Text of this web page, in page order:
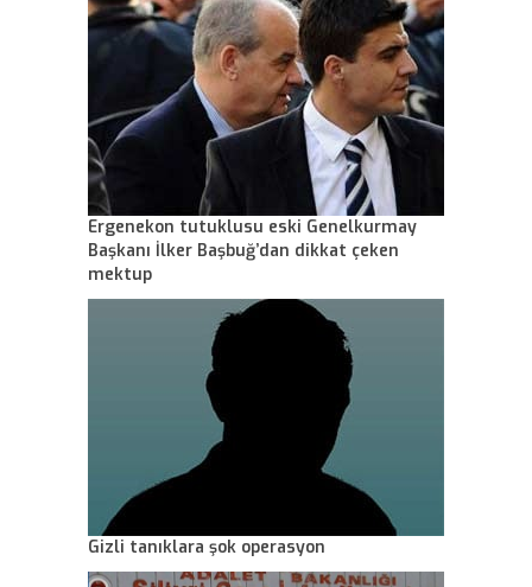
Ergenekon tutuklusu eski Genelkurmay
Başkanı İlker Başbuğ’dan dikkat çeken
mektup
Gizli tanıklara şok operasyon